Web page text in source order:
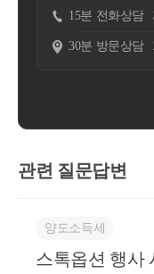
분 전화상담 30,000원
분 방문상담 200,000원
관련 질문답변
양도소득세
스톡옵션 행사